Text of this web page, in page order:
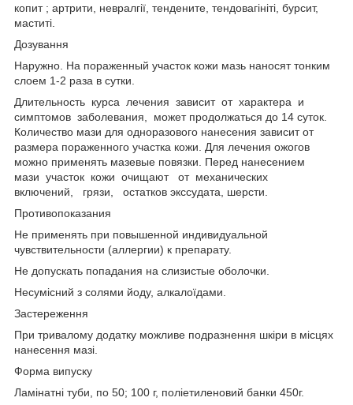
копит ; артрити, невралгії, тендените, тендовагініті, бурсит,
маститі.
Дозування
Наружно. На пораженный участок кожи мазь наносят тонким
слоем 1-2 раза в сутки.
Длительность курса лечения зависит от характера и
симптомов заболевания, может продолжаться до 14 суток.
Количество мази для одноразового нанесения зависит от
размера пораженного участка кожи. Для лечения ожогов
можно применять мазевые повязки. Перед нанесением
мази участок кожи очищают от механических
включений, грязи, остатков экссудата, шерсти.
Противопоказания
Не применять при повышенной индивидуальной
чувствительности (аллергии) к препарату.
Не допускать попадания на слизистые оболочки.
Несумісний з солями йоду, алкалоїдами.
Застереження
При тривалому додатку можливе подразнення шкіри в місцях
нанесення мазі.
Форма випуску
Ламінатні туби, по 50; 100 г, поліетиленовий банки 450г.